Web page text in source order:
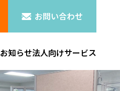
お問い合わせ
お知らせ法人向けサービス